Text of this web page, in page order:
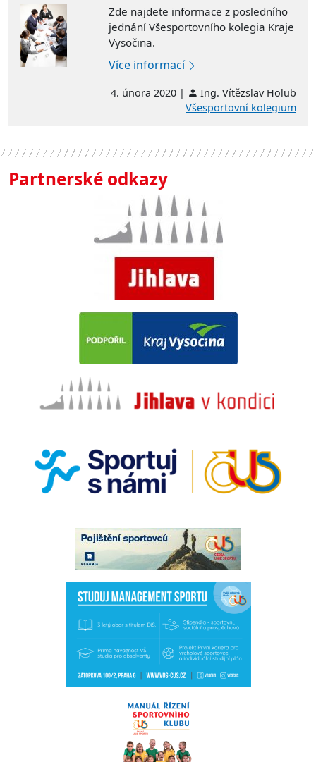
Zde najdete informace z posledního
jednání Všesportovního kolegia Kraje
Vysočina.
Více informací
4. února 2020 |
Ing. Vítězslav Holub
Všesportovní kolegium
Partnerské odkazy